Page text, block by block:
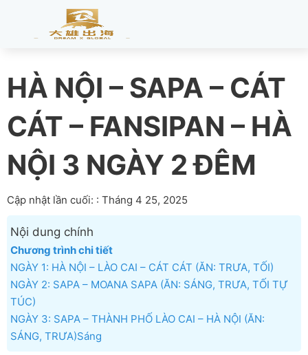
HÀ NỘI – SAPA – CÁT
CÁT – FANSIPAN – HÀ
NỘI 3 NGÀY 2 ĐÊM
Cập nhật lần cuối: : Tháng 4 25, 2025
Nội dung chính
Chương trình chi tiết
NGÀY 1: HÀ NỘI – LÀO CAI – CÁT CÁT (ĂN: TRƯA, TỐI)
NGÀY 2: SAPA – MOANA SAPA (ĂN: SÁNG, TRƯA, TỐI TỰ
TÚC)
NGÀY 3: SAPA – THÀNH PHỐ LÀO CAI – HÀ NỘI (ĂN:
SÁNG, TRƯA)Sáng